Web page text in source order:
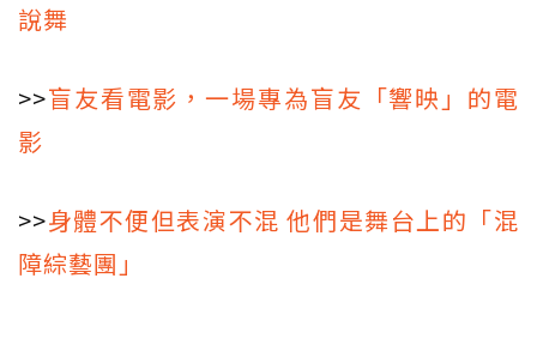
說舞
>>盲友看電影，一場專為盲友「響映」的電
影
>>身體不便但表演不混 他們是舞台上的「混
障綜藝團」